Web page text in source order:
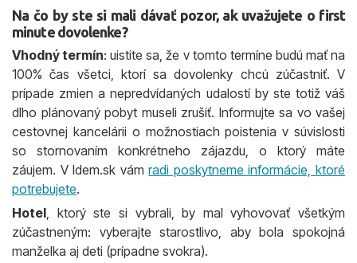
Na čo by ste si mali dávať pozor, ak uvažujete o first
minute dovolenke?
Vhodný termín: uistite sa, že v tomto termíne budú mať na
100% čas všetci, ktorí sa dovolenky chcú zúčastniť. V
prípade zmien a nepredvídaných udalostí by ste totiž váš
dlho plánovaný pobyt museli zrušiť. Informujte sa vo vašej
cestovnej kancelárii o možnostiach poistenia v súvislosti
so stornovaním konkrétneho zájazdu, o ktorý máte
záujem. V Idem.sk vámradi poskytneme informácie, ktoré
potrebujete.
Hotel , ktorý ste si vybrali, by mal vyhovovať všetkým
zúčastneným: vyberajte starostlivo, aby bola spokojná
manželka aj deti (prípadne svokra).